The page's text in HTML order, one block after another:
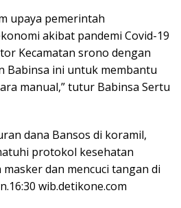
upaya pemerintah
akibat pandemi Covid-19
Kecamatan srono dengan
Babinsa ini untuk membantu
manual,” tutur Babinsa Sertu
dana Bansos di koramil,
protokol kesehatan
dan mencuci tangan di
wib.detikone.com